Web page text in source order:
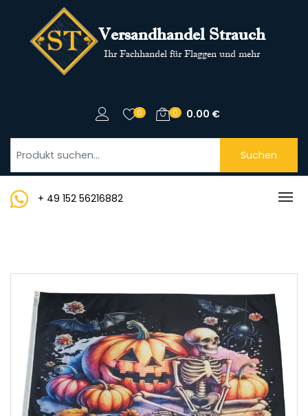
Versandhandel Strauch
Ihr Fachhandel für Flaggen und mehr
0 0 0.00 €
Suchen
+ 49 152 56216882